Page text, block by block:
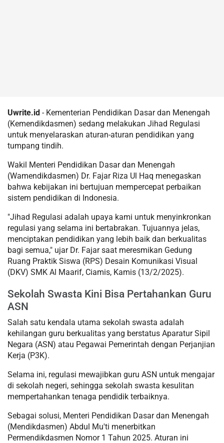
Uwrite.id - Kementerian Pendidikan Dasar dan Menengah
(Kemendikdasmen) sedang melakukan Jihad Regulasi
untuk menyelaraskan aturan-aturan pendidikan yang
tumpang tindih.
Wakil Menteri Pendidikan Dasar dan Menengah
(Wamendikdasmen) Dr. Fajar Riza Ul Haq menegaskan
bahwa kebijakan ini bertujuan mempercepat perbaikan
sistem pendidikan di Indonesia.
"Jihad Regulasi adalah upaya kami untuk menyinkronkan
regulasi yang selama ini bertabrakan. Tujuannya jelas,
menciptakan pendidikan yang lebih baik dan berkualitas
bagi semua," ujar Dr. Fajar saat meresmikan Gedung
Ruang Praktik Siswa (RPS) Desain Komunikasi Visual
(DKV) SMK Al Maarif, Ciamis, Kamis (13/2/2025).
Sekolah Swasta Kini Bisa Pertahankan Guru
ASN
Salah satu kendala utama sekolah swasta adalah
kehilangan guru berkualitas yang berstatus Aparatur Sipil
Negara (ASN) atau Pegawai Pemerintah dengan Perjanjian
Kerja (P3K).
Selama ini, regulasi mewajibkan guru ASN untuk mengajar
di sekolah negeri, sehingga sekolah swasta kesulitan
mempertahankan tenaga pendidik terbaiknya.
Sebagai solusi, Menteri Pendidikan Dasar dan Menengah
(Mendikdasmen) Abdul Mu'ti menerbitkan
Permendikdasmen Nomor 1 Tahun 2025. Aturan ini